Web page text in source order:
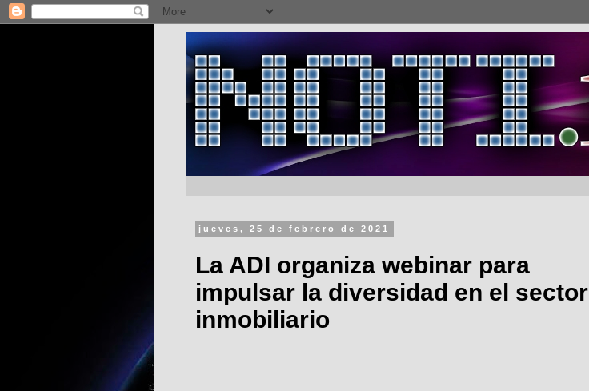
jueves, 25 de febrero de 2021
La ADI organiza webinar para
impulsar la diversidad en el sector
inmobiliario